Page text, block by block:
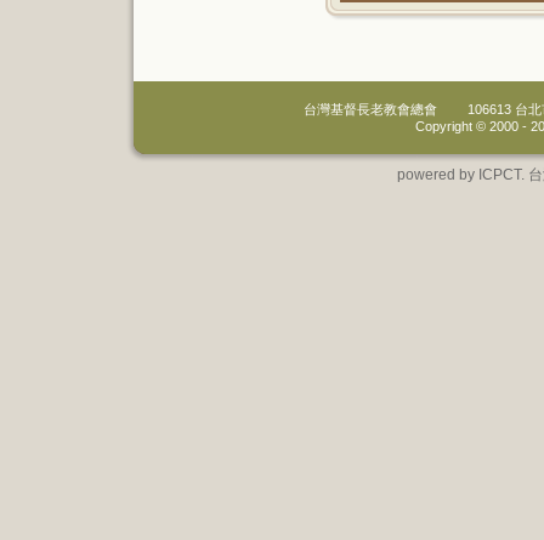
台灣基督長老教會總會
106613 台
Copyright © 2000 -
powered by ICPCT.